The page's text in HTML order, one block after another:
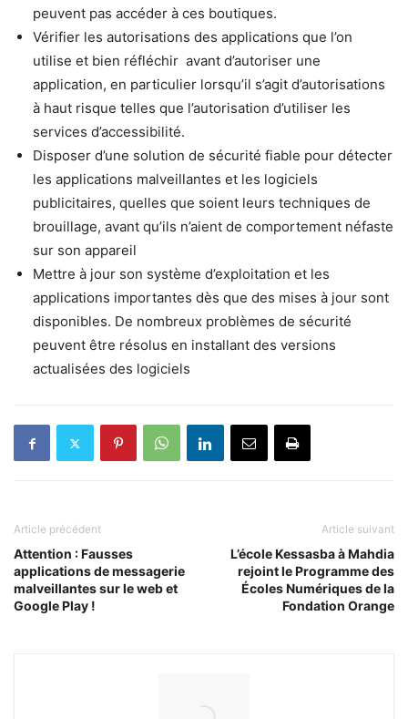
peuvent pas accéder à ces boutiques.
Vérifier les autorisations des applications que l’on
utilise et bien réfléchir avant d’autoriser une
application, en particulier lorsqu’il s’agit d’autorisations
à haut risque telles que l’autorisation d’utiliser les
services d’accessibilité.
Disposer d’une solution de sécurité fiable pour détecter
les applications malveillantes et les logiciels
publicitaires, quelles que soient leurs techniques de
brouillage, avant qu’ils n’aient de comportement néfaste
sur son appareil
Mettre à jour son système d’exploitation et les
applications importantes dès que des mises à jour sont
disponibles. De nombreux problèmes de sécurité
peuvent être résolus en installant des versions
actualisées des logiciels
Article précédent
Attention : Fausses
applications de messagerie
malveillantes sur le web et
Google Play !
Article suivant
L’école Kessasba à Mahdia
rejoint le Programme des
Écoles Numériques de la
Fondation Orange